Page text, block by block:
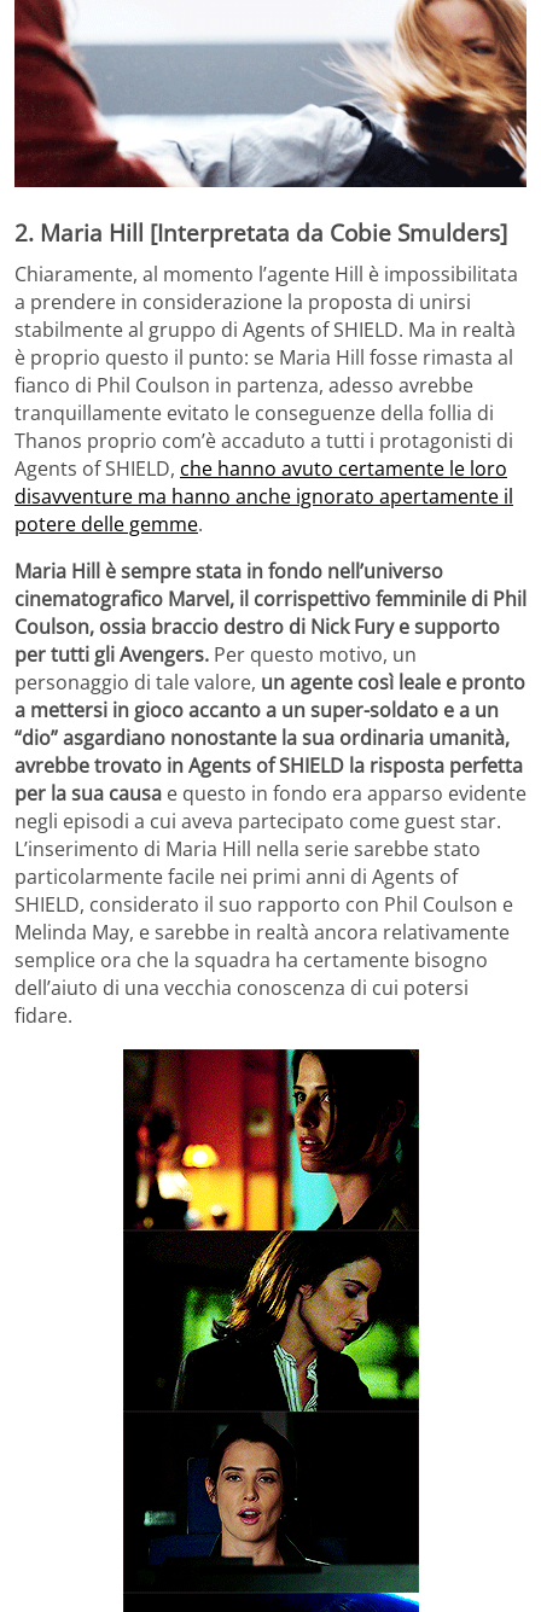
2. Maria Hill [Interpretata da Cobie Smulders]
Chiaramente, al momento l’agente Hill è impossibilitata
a prendere in considerazione la proposta di unirsi
stabilmente al gruppo di Agents of SHIELD. Ma in realtà
è proprio questo il punto: se Maria Hill fosse rimasta al
fianco di Phil Coulson in partenza, adesso avrebbe
tranquillamente evitato le conseguenze della follia di
Thanos proprio com’è accaduto a tutti i protagonisti di
Agents of SHIELD, che hanno avuto certamente le loro
disavventure ma hanno anche ignorato apertamente il
potere delle gemme.
Maria Hill è sempre stata in fondo nell’universo
cinematografico Marvel, il corrispettivo femminile di Phil
Coulson, ossia braccio destro di Nick Fury e supporto
per tutti gli Avengers. Per questo motivo, un
personaggio di tale valore, un agente così leale e pronto
a mettersi in gioco accanto a un super-soldato e a un
“dio” asgardiano nonostante la sua ordinaria umanità,
avrebbe trovato in Agents of SHIELD la risposta perfetta
per la sua causa e questo in fondo era apparso evidente
negli episodi a cui aveva partecipato come guest star.
L’inserimento di Maria Hill nella serie sarebbe stato
particolarmente facile nei primi anni di Agents of
SHIELD, considerato il suo rapporto con Phil Coulson e
Melinda May, e sarebbe in realtà ancora relativamente
semplice ora che la squadra ha certamente bisogno
dell’aiuto di una vecchia conoscenza di cui potersi
fidare.